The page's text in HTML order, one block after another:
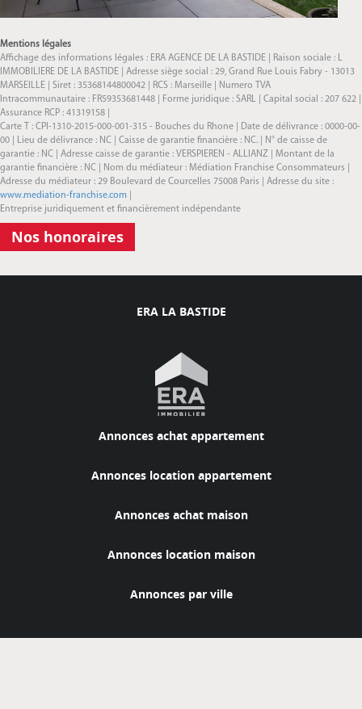
Mentions légales
Affichage des informations légales : ERA AGENCE DE LA BASTIDE | Raison sociale : L
IMMOBILIERE DE LA BASTIDE | Adresse siège social : 29, Grand Rue Louis Fabry - 13013
MARSEILLE | Siret : 35368144800042 | RCS : Marseille | Numero TVA
Intracommunautaire : FR59353681448 | Forme juridique : SARL | Capital social : 207 622 |
Assurance RCP : 41319158 |
Carte T : CPI-1310-2015-000-001-315 - Bouches du Rhone | Date de délivrance : 0000-00-
00 | Lieu de délivrance : NC | Caisse de garantie financière : NC. | N° de caisse de
garantie : NC | Adresse caisse de garantie : VERSPIEREN - ALLIANZ | Montant de la
garantie financière : NC | Nom du médiateur : Médiation Franchise Consommateurs |
Adresse du médiateur : 29 Boulevard de Courcelles 75008 Paris | Adresse du site :
www.mediation-franchise.com
Entreprise juridiquement et financièrement indépendante
Nos honoraires
ERA LA BASTIDE
Annonces achat appartement
Annonces location appartement
Annonces achat maison
Annonces location maison
Annonces par ville